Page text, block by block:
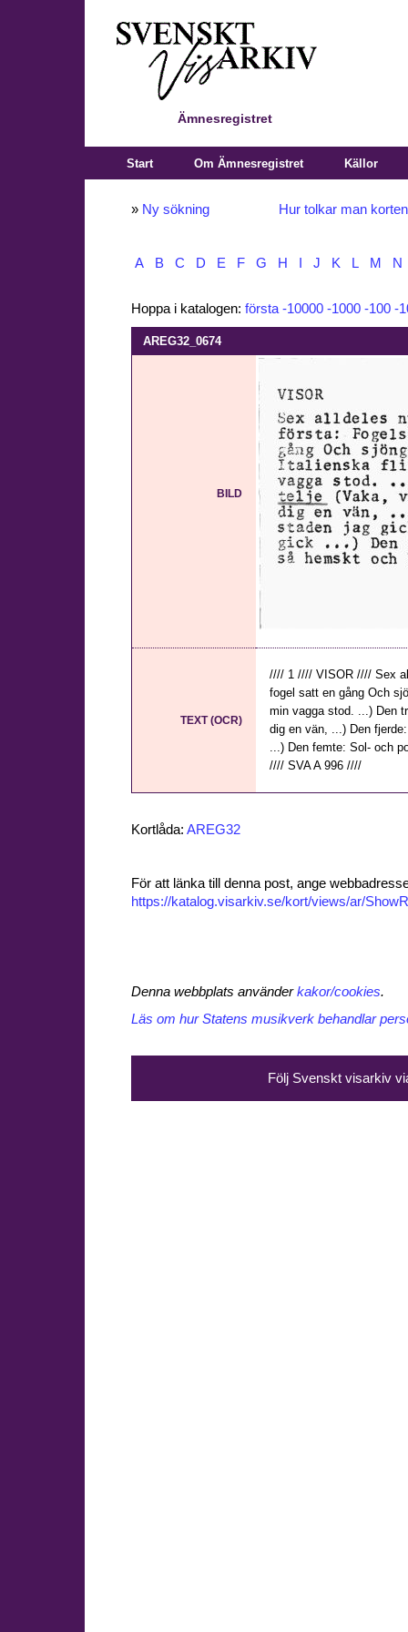
Ämnesregistret
Start Om Ämnesregistret Källor
» Ny sökning Hur tolkar man
A B C D E F G H J K L M N
Hoppa i katalogen: första -10000 -1000 -100 -
AREG32_0674
BILD
TEXT (OCR)
//// 1 //// VISOR //// Sex
fogel satt en gång Och
min vagga stod. ...) Den
dig en vän, ...) Den
...) Den femte: Sol- och
//// SVA A 996 ////
Kortlåda: AREG32
För att länka till denna post, ange
https://katalog.visarkiv.se/kort/views/ar/
Denna webbplats använderkakor/cookies.
Läs om hur Statens musikverk behandlar
Följ Svenskt visarkiv